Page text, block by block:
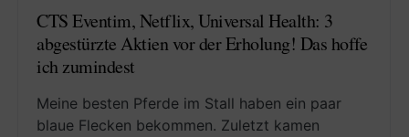
CTS Eventim, Netflix, Universal Health: 3
abgestürzte Aktien vor der Erholung! Das hoffe
ich zumindest
Meine besten Pferde im Stall haben ein paar
blaue Flecken bekommen. Zuletzt kamen